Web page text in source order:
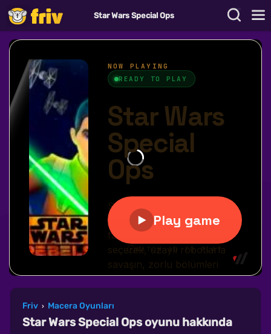
Star Wars Special Ops
Friv › Macera Oyunları
Star Wars Special Ops oyunu hakkında